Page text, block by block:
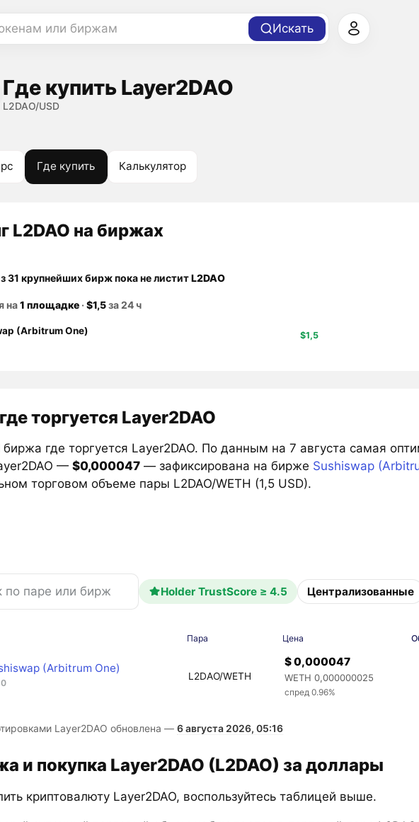
или биржам Искать
Где купить Layer2DAO
L2DAO/USD
Где купить Калькулятор
L2DAO на биржах
31 крупнейших бирж пока не листитL2DAO
на1 площадке·$1,5за 24 ч
(Arbitrum One)
$1,5
торгуется Layer2DAO
где торгуется Layer2DAO. По данным на 7 августа самая
— $0,000047— зафиксирована на бирже Sushiswap
торговом объеме пары L2DAO/WETH (1,5 USD).
Holder TrustScore ≥ 4.5 Централизованные
Пара Цена
(Arbitrum One)
L2DAO/WETH
$ 0,000047
WETH 0,000000025
спред 0.96%
Layer2DAO обновлена — 6 августа 2026, 05:16
и покупка Layer2DAO (L2DAO) за доллары
криптовалюту Layer2DAO, воспользуйтесь таблицей выше.